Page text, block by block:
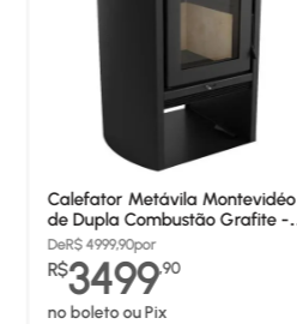
Calefator Metávila Montevidéo
de Dupla Combustão Grafite -
880GF
DeR$ 4999,90por
R$3499,90
no boleto ou Pix